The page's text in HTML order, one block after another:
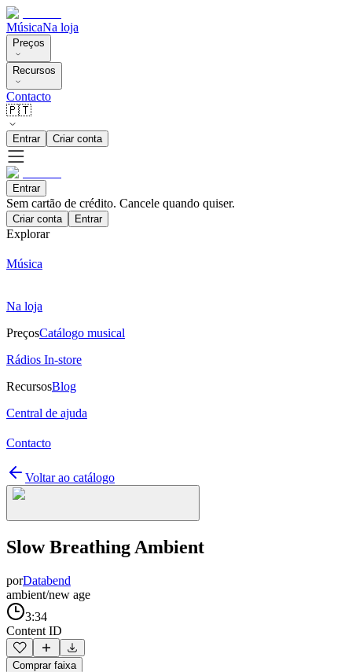
MúsicaNa loja
Preços
Recursos
Contacto
🇵🇹
Entrar Criar conta
Entrar
Sem cartão de crédito. Cancele quando quiser.
Criar conta Entrar
Explorar
Música
Na loja
PreçosCatálogo musical
Rádios In-store
RecursosBlog
Central de ajuda
Contacto
Voltar ao catálogo
Slow Breathing Ambient
porDatabend
ambient/new age
3:34
Content ID
Comprar faixa